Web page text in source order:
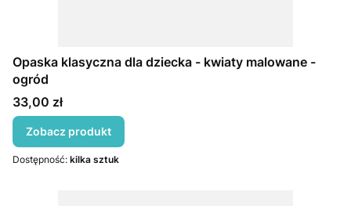
Opaska klasyczna dla dziecka - kwiaty malowane -
ogród
Cena
33,00 zł
Zobacz produkt
Dostępność: kilka sztuk